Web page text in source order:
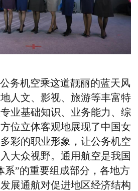
务机空乘这道靓丽的蓝天风
人文、影视、旅游等丰富特
业基础知识、业务能力、综
位立体客观地展现了中国女
彩的职业形象，让公务机空
大众视野。通用航空是我国
系”的重要组成部分，各地方
展通航对促进地区经济结构